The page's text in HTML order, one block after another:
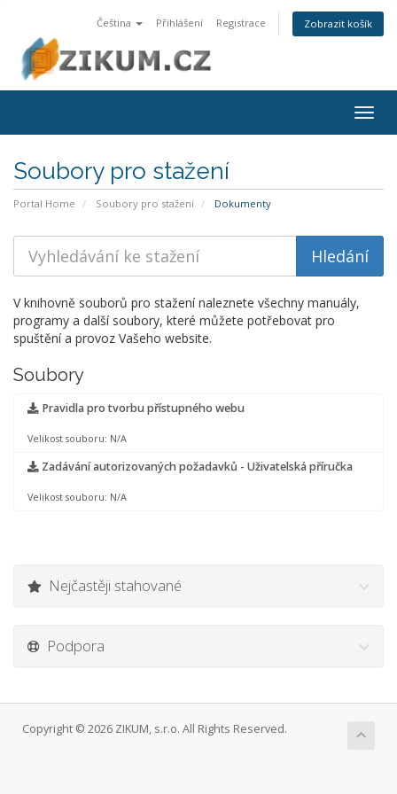
Čeština Přihlášení Registrace Zobrazit košík
Soubory pro stažení
Portal Home Soubory pro stažení Dokumenty
V knihovně souborů pro stažení naleznete všechny manuály,
programy a další soubory, které můžete potřebovat pro
spuštění a provoz Vašeho website.
Soubory
Pravidla pro tvorbu přístupného webu
Velikost souboru: N/A
Zadávání autorizovaných požadavků - Uživatelská příručka
Velikost souboru: N/A
Nejčastěji stahované
Podpora
Copyright © 2026 ZIKUM, s.r.o. All Rights Reserved.